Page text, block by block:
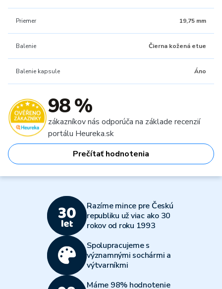
Priemer 19,75 mm
Balenie Čierna kožená etue
Balenie kapsule Áno
98 %
zákazníkov nás odporúča na základe recenzií
portálu Heureka.sk
Prečítať hodnotenia
Razíme mince pre Českú
republiku už viac ako 30
rokov od roku 1993
Spolupracujeme s
významnými sochármi a
výtvarníkmi
Máme 98% hodnotenie